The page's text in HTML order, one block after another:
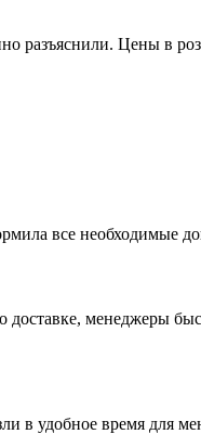
разъяснили. Цены в
все необходимые
доставке, менеджеры
в удобное время для